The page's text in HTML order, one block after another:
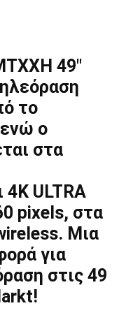
49″
το
ενώ ο
στα
4K ULTRA
pixels, στα
Μια
για
στις 49